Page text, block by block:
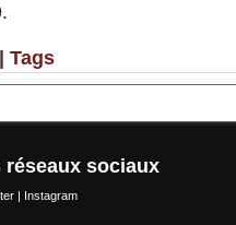
Tags
sociaux
| Instagram